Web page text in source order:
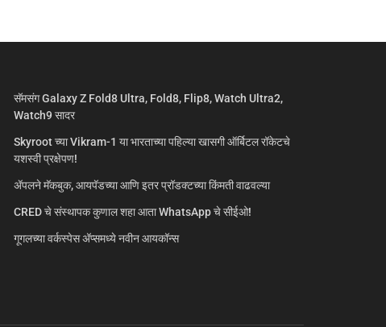
सॅमसंग Galaxy Z Fold8 Ultra, Fold8, Flip8, Watch Ultra2,
Watch9 सादर
Skyroot च्या Vikram-1 या भारताच्या पहिल्या खासगी ऑर्बिटल रॉकेटचे
यशस्वी प्रक्षेपण!
ॲपलने मॅकबुक, आयपॅडच्या आणि इतर प्रॉडक्टच्या किंमती वाढवल्या
CRED चे संस्थापक कुणाल शहा आता WhatsApp चे सीईओ!
गूगलच्या वर्कस्पेस अ‍ॅप्समध्ये नवीन आयकॉन्स